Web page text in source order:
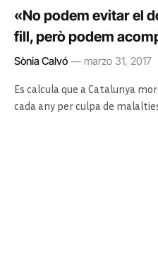
«No podem evitar el
fill, però podem
Sònia Calvó marzo 31, 2017
Es calcula que a Catalunya
cada any per culpa de